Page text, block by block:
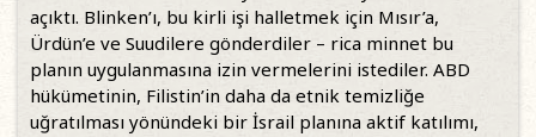
açıktı. Blinken’ı, bu kirli işi halletmek için Mısır’a,
Ürdün’e ve Suudilere gönderdiler – rica minnet bu
planın uygulanmasına izin vermelerini istediler. ABD
hükümetinin, Filistin’in daha da etnik temizliğe
uğratılması yönündeki bir İsrail planına aktif katılımı,